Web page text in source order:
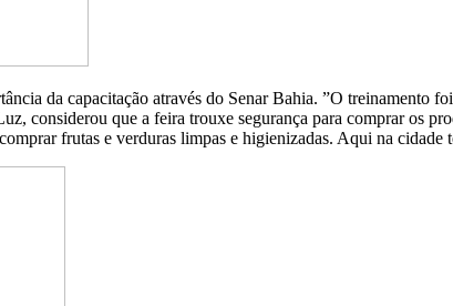
da capacitação através do Senar Bahia. ”O treinamento
considerou que a feira trouxe segurança para comprar os
frutas e verduras limpas e higienizadas. Aqui na cidade